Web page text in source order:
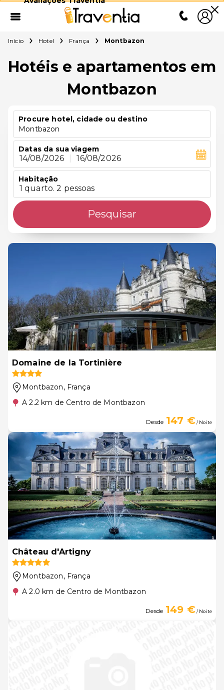
Início Hotel França Montbazon
Hotéis e apartamentos em
Montbazon
Procure hotel, cidade ou destino
Montbazon
Datas da sua viagem
14/08/2026 16/08/2026
Habitação
1 quarto. 2 pessoas
Pesquisar
Domaine de la Tortinière
Montbazon, França
A 2.2 km de Centro de Montbazon
Desde 147 €/ Noite
Château d'Artigny
Montbazon, França
A 2.0 km de Centro de Montbazon
Desde 149 €/ Noite